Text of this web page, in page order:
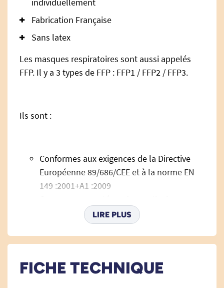
Fabrication Française
Sans latex
Les masques respiratoires sont aussi appelés
FFP. Il y a 3 types de FFP : FFP1 / FFP2 / FFP3.
Ils sont :
Conformes aux exigences de la Directive
Européenne 89/686/CEE et à la norme EN
149 :2001+A1 :2009
solides et liquides (demi-masques
filtrants), en prévention contre les maladies
infectieuses à risque (selon les
Utilisés en prévention des maladies
LIRE PLUS
FICHE TECHNIQUE